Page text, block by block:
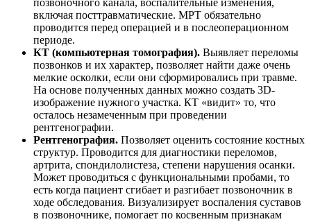
включая посттравматические. МРТ обязательно
проводится перед операцией и в послеоперационном
периоде.
КТ (компьютерная томография). Выявляет переломы
позвонков и их характер, позволяет найти даже очень
мелкие осколки, если они сформировались при травме.
На основе полученных данных можно создать 3D-
изображение нужного участка. КТ «видит» то, что
осталось незамеченным при проведении
рентгенографии.
Рентгенография. Позволяет оценить состояние костных
структур. Проводится для диагностики переломов,
артрита, спондилолистеза, степени нарушения осанки.
Может проводиться с функциональными пробами, то
есть когда пациент сгибает и разгибает позвоночник в
ходе обследования. Визуализирует воспаления суставов
в позвоночнике, помогает по косвенным признакам